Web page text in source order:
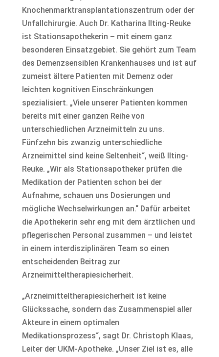
Knochenmarktransplantationszentrum oder der
Unfallchirurgie. Auch Dr. Katharina Ilting-Reuke
ist Stationsapothekerin – mit einem ganz
besonderen Einsatzgebiet. Sie gehört zum Team
des Demenzsensiblen Krankenhauses und ist auf
zumeist ältere Patienten mit Demenz oder
leichten kognitiven Einschränkungen
spezialisiert. „Viele unserer Patienten kommen
bereits mit einer ganzen Reihe von
unterschiedlichen Arzneimitteln zu uns.
Fünfzehn bis zwanzig unterschiedliche
Arzneimittel sind keine Seltenheit“, weiß Ilting-
Reuke. „Wir als Stationsapotheker prüfen die
Medikation der Patienten schon bei der
Aufnahme, schauen uns Dosierungen und
mögliche Wechselwirkungen an.“ Dafür arbeitet
die Apothekerin sehr eng mit dem ärztlichen und
pflegerischen Personal zusammen – und leistet
in einem interdisziplinären Team so einen
entscheidenden Beitrag zur
Arzneimitteltherapiesicherheit.
„Arzneimitteltherapiesicherheit ist keine
Glückssache, sondern das Zusammenspiel aller
Akteure in einem optimalen
Medikationsprozess“, sagt Dr. Christoph Klaas,
Leiter der UKM-Apotheke. „Unser Ziel ist es, alle